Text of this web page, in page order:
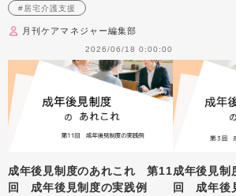
#居宅介護支援
月刊ケアマネジャー編集部
2026/06/18 0:00:00
成年後見制度のあれこれ 第11
回 成年後見制度の実践例
成年後見
回 成年後